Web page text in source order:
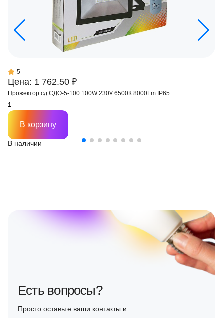
Цена: 1 762.50 ₽
5
Прожектор сд СДО-5-100 100W 230V 6500К 8000Lm IP65
В наличии
В корзину
Есть вопросы?
Просто оставьте ваши контакты и